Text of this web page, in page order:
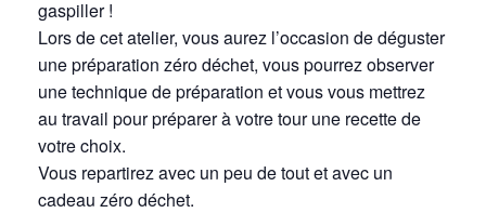
gaspiller !
Lors de cet atelier, vous aurez l’occasion de déguster
une préparation zéro déchet, vous pourrez observer
une technique de préparation et vous vous mettrez
au travail pour préparer à votre tour une recette de
votre choix.
Vous repartirez avec un peu de tout et avec un
cadeau zéro déchet.